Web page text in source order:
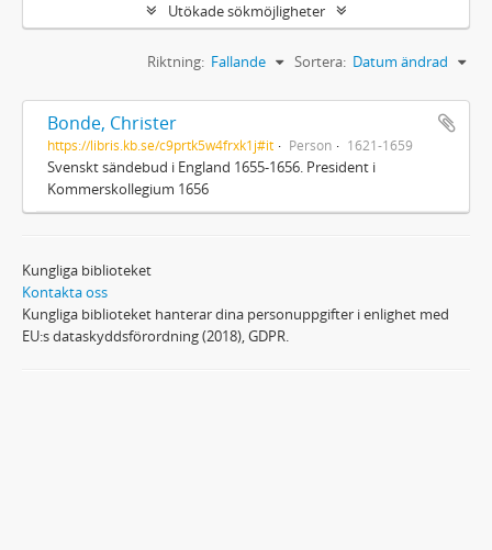
Utökade sökmöjligheter
Sortera: Datum ändrad
Riktning: Fallande
Bonde, Christer
https://libris.kb.se/c9prtk5w4frxk1j#it Person 1621-1659
Svenskt sändebud i England 1655-1656. President i
Kommerskollegium 1656
Kungliga biblioteket
Kontakta oss
Kungliga biblioteket hanterar dina personuppgifter i enlighet med
EU:s dataskyddsförordning (2018), GDPR.